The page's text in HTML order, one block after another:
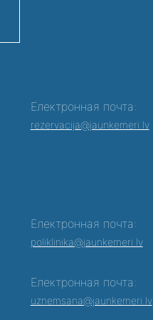
Електронная почта:
rezervacija@jaunkemeri.lv
Електронная почта:
poliklinika@jaunkemeri.lv
Електронная почта:
uznemsana@jaunkemeri.lv